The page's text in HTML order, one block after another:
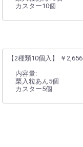
カスター10個
【2種類10個入】 ￥2,656
内容量:
栗入粒あん5個
カスター5個